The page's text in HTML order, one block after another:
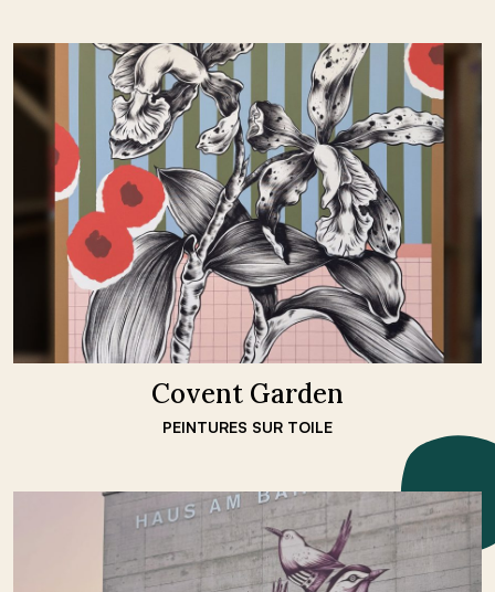
Covent Garden
PEINTURES SUR TOILE